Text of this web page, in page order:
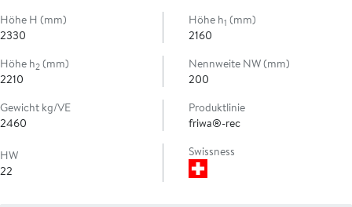
Höhe H (mm)
2330
Höhe h1 (mm)
2160
Höhe h2(mm)
2210
Nennweite NW (mm)
200
Gewicht kg/VE
2460
Produktlinie
friwa®-rec
HW
22
Swissness